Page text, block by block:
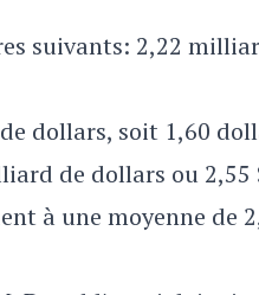
suivants: 2,22
dollars, soit 1,60
de dollars ou
à une moyenne de